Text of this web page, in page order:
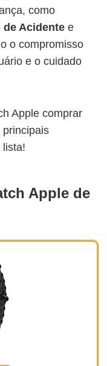
como
de Acidente e
o compromisso
e o cuidado
Apple comprar
principais
lista!
Apple de